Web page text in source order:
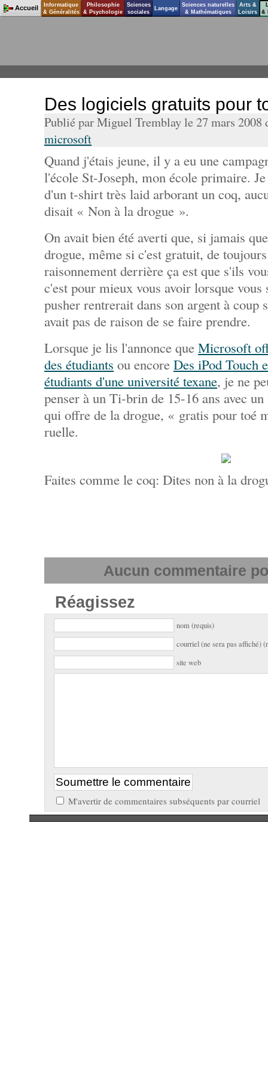
Des logiciels gratuits pour
Publié par Miguel Tremblay le 27 mars 2008
microsoft
Quand j'étais jeune, il y a eu une
l'école St-Joseph, mon école primaire.
d'un t-shirt très laid arborant un coq,
disait « Non à la drogue ».
On avait bien été averti que, si jamais
drogue, même si c'est gratuit, de
raisonnement derrière ça est que s'ils
c'est pour mieux vous avoir lorsque vous
pusher rentrerait dans son argent à
avait pas de raison de se faire prendre.
Lorsque je lis l'annonce que Microsoft
des étudiants ou encore Des iPod Touch
étudiants d'une université texane, je ne
penser à un Ti-brin de 15-16 ans avec
qui offre de la drogue, « gratis pour toé
ruelle.
Faites comme le coq: Dites non à la
Aucun commentaire
Réagissez
nom (requis)
courriel (ne sera pas affiché)
site web
M'avertir de commentaires subséquents par courriel
Accueil
Informatique
& Généralités
Philosophie
& Psychologie
Sciences
sociales
Langage
Sciences naturelles
& Mathématiques
Arts &
Loisirs
&